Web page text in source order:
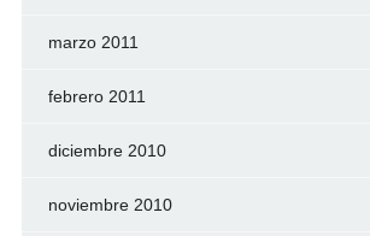
marzo 2011
febrero 2011
diciembre 2010
noviembre 2010